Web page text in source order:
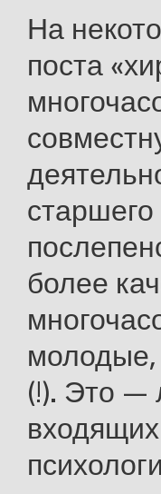
На
поста
более
молодые,
(!). Это —